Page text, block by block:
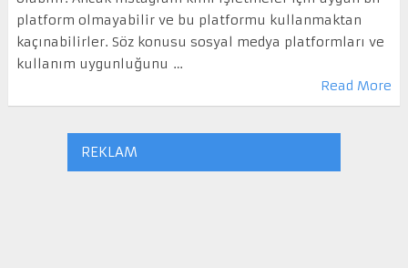
platform olmayabilir ve bu platformu kullanmaktan
kaçınabilirler. Söz konusu sosyal medya platformları ve
kullanım uygunluğunu …
Read More
REKLAM